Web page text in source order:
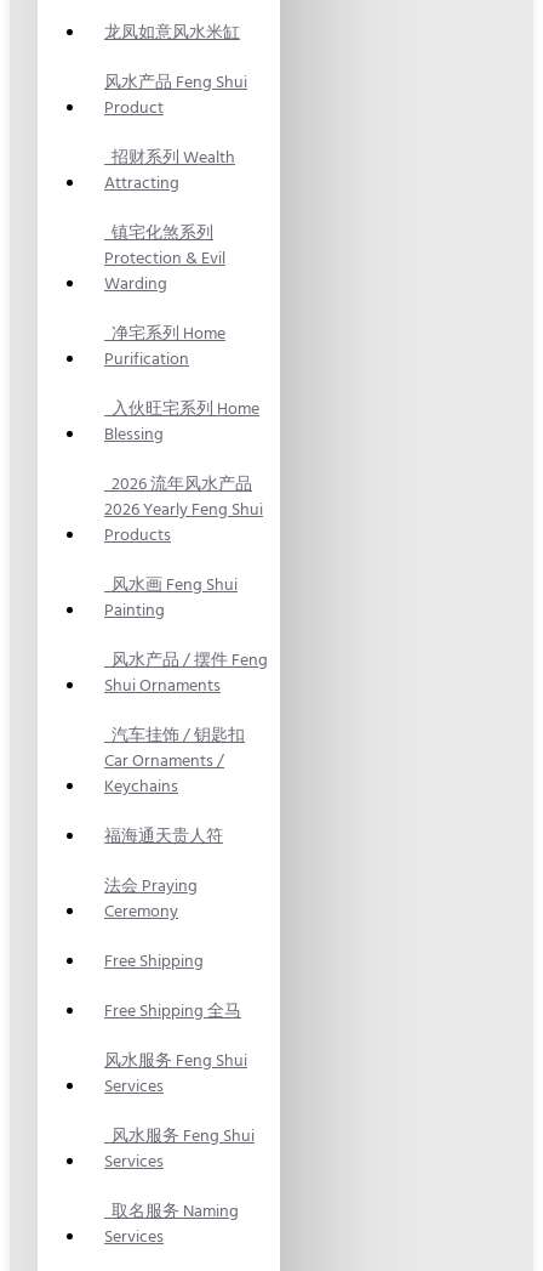
龙凤如意风水米缸
风水产品 Feng Shui
Product
招财系列 Wealth
Attracting
镇宅化煞系列
Protection & Evil
Warding
净宅系列 Home
Purification
入伙旺宅系列 Home
Blessing
2026 流年风水产品
2026 Yearly Feng Shui
Products
风水画 Feng Shui
Painting
风水产品 / 摆件 Feng
Shui Ornaments
汽车挂饰 / 钥匙扣
Car Ornaments /
Keychains
福海通天贵人符
法会 Praying
Ceremony
Free Shipping
Free Shipping 全马
风水服务 Feng Shui
Services
风水服务 Feng Shui
Services
取名服务 Naming
Services